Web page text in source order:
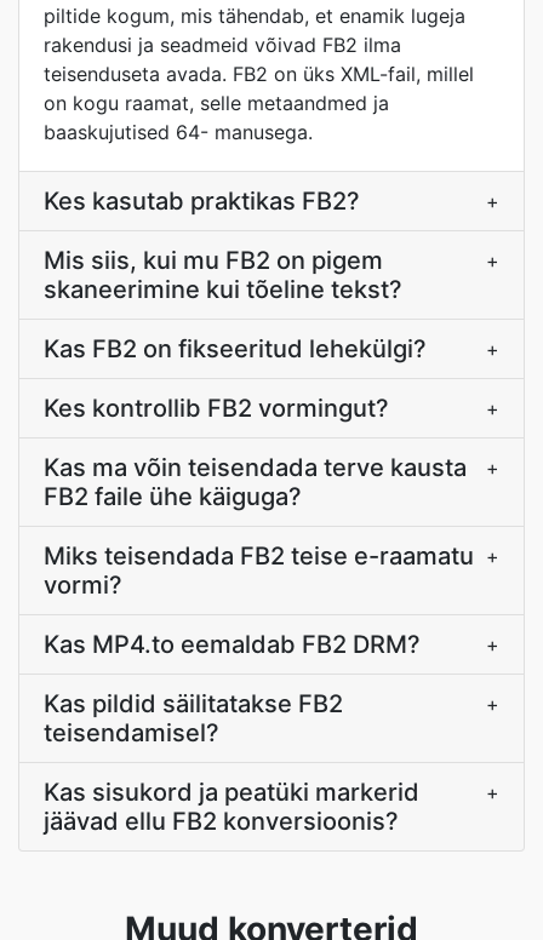
piltide kogum, mis tähendab, et enamik lugeja
rakendusi ja seadmeid võivad FB2 ilma
teisenduseta avada. FB2 on üks XML-fail, millel
on kogu raamat, selle metaandmed ja
baaskujutised 64- manusega.
Kes kasutab praktikas FB2? +
Mis siis, kui mu FB2 on pigem
skaneerimine kui tõeline tekst?
+
Kas FB2 on fikseeritud lehekülgi? +
Kes kontrollib FB2 vormingut? +
Kas ma võin teisendada terve kausta
FB2 faile ühe käiguga?
+
Miks teisendada FB2 teise e-raamatu
vormi?
+
Kas MP4.to eemaldab FB2 DRM? +
Kas pildid säilitatakse FB2
teisendamisel?
+
Kas sisukord ja peatüki markerid
jäävad ellu FB2 konversioonis?
+
Muud konverterid